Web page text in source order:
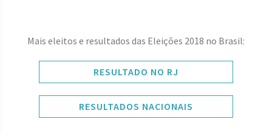
Mais eleitos e resultados das Eleições 2018 no Brasil:
RESULTADO NO RJ
RESULTADOS NACIONAIS